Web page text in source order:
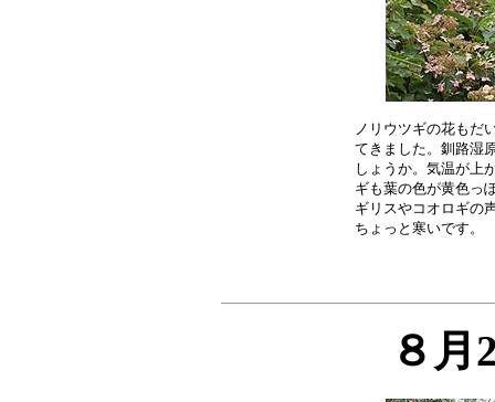
ノリウツギの花もだ
てきました。釧路湿
しょうか。気温が上
ギも葉の色が黄色っ
ギリスやコオロギの
８月